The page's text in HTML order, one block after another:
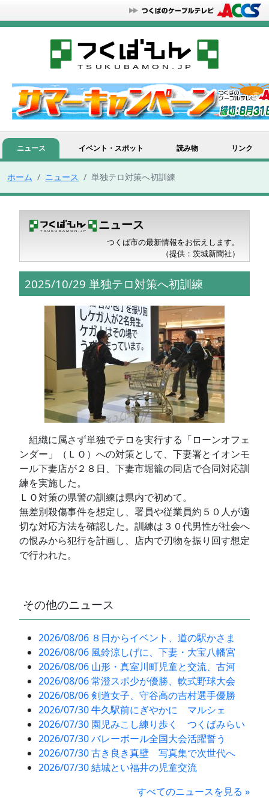
ニュース イベント・スポット 読み物 リンク
ホーム ニュース 単独テロ対策へ初訓練
ニュース
つくば市の最新情報をお伝えします。
（提供：茨城新聞社）
2025/10/29 単独テロ対策へ初訓練
組織に属さず単独でテロを実行する「ローンオフェ
ンダー」（ＬＯ）への対策として、下妻署とイオンモ
ール下妻店が２８日、下妻市堀籠の同店で合同対応訓
練を実施した。
ＬＯ対策の県警の訓練は県内で初めて。
無差別殺傷事件を想定し、署員や従業員約５０人が適
切な対応方法を確認した。訓練は３０代男性が社会へ
の恨みから犯行を計画し、店内で刃物を振り回す想定
で行われた。
その他のニュース
2026/08/06 ８日からイベント、道の駅かさま
2026/08/06 風鈴涼しげに、下妻・大宝八幡宮
2026/08/06 山形・真室川町児童と交流、古河
2026/08/06 常澄スポ少が優勝、軟式野球大会
2026/08/06 剣道女子、守谷高の吉村選手優勝
2026/07/30 牛久駅前にぎやかに マルシェ
2026/07/30 園児みこし練り歩く つくばみらい
2026/07/30 バレーボール全国大会活躍誓う
2026/07/30 古き良き真壁 写真集で次世代へ
2026/07/30 結城とい福井の児童交流
すべてのニュースを見る »